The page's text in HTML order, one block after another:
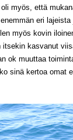
myös, että
eri lajeista
myös kovin
itsekin kasvanut
ok muuttaa
sinä kertoa omat